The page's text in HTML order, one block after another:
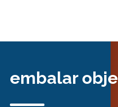
embalar